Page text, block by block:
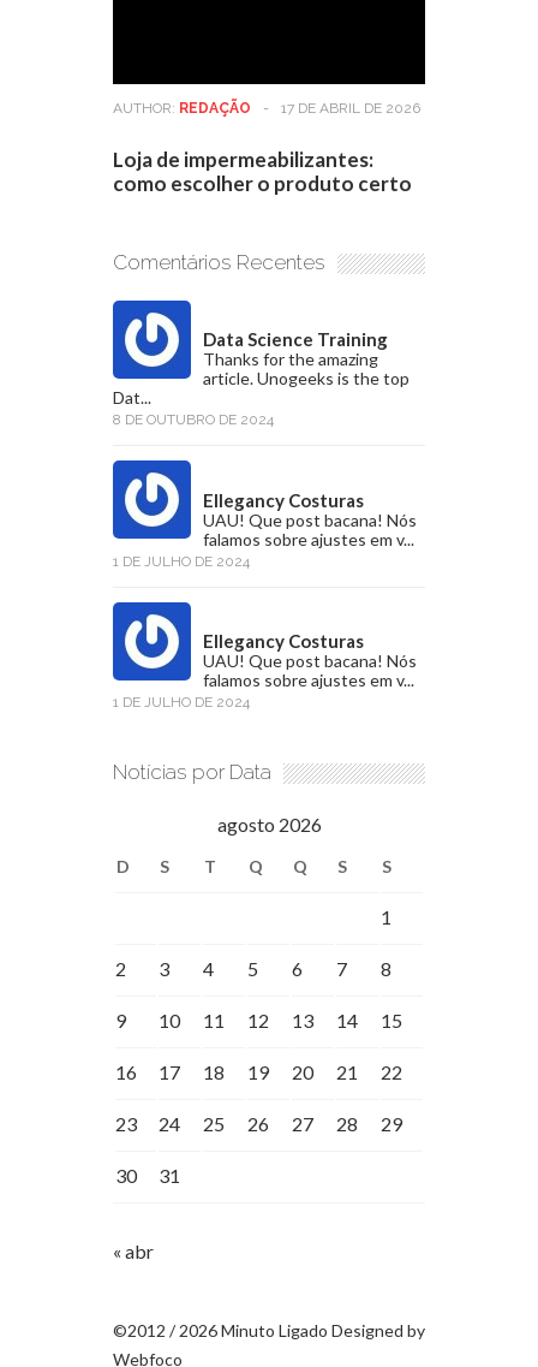
AUTHOR: REDAÇÃO - 17 DE ABRIL DE 2026
Loja de impermeabilizantes:
como escolher o produto certo
Comentários Recentes
Data Science Training
Thanks for the amazing
article. Unogeeks is the top
Dat...
8 DE OUTUBRO DE 2024
Ellegancy Costuras
UAU! Que post bacana! Nós
falamos sobre ajustes em v...
1 DE JULHO DE 2024
Ellegancy Costuras
UAU! Que post bacana! Nós
falamos sobre ajustes em v...
1 DE JULHO DE 2024
Notícias por Data
agosto 2026
D S T Q Q S S
1
2 3 4 5 6 7 8
9 10 11 12 13 14 15
16 17 18 19 20 21 22
23 24 25 26 27 28 29
30 31
« abr
©2012 / 2026 Minuto Ligado Designed by
Webfoco